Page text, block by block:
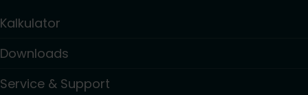
Kalkulator
Downloads
Service & Support